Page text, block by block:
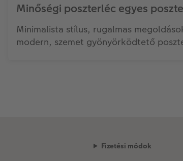
Minőségi poszterléc egyes
Minimalista stílus, rugalmas
modern, szemet gyönyörködtető
Fizetési módok